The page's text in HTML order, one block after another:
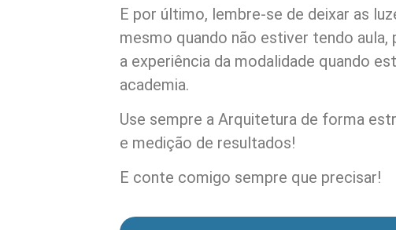
E por último, lembre-se de deixar as
mesmo quando não estiver tendo
a experiência da modalidade quando
academia.
Use sempre a Arquitetura de forma
e medição de resultados!
E conte comigo sempre que precisar!